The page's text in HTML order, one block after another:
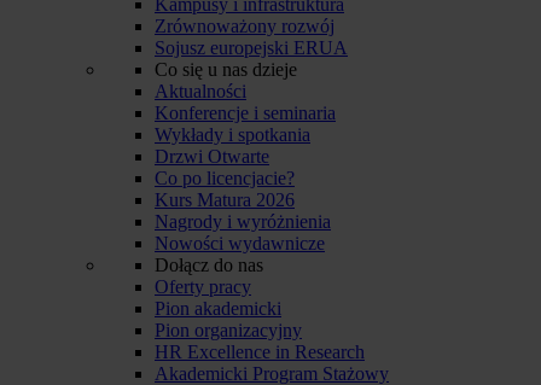
Zrównoważony rozwój
Sojusz europejski ERUA
Co się u nas dzieje
Aktualności
Konferencje i seminaria
Wykłady i spotkania
Drzwi Otwarte
Co po licencjacie?
Kurs Matura 2026
Nagrody i wyróżnienia
Nowości wydawnicze
Dołącz do nas
Oferty pracy
Pion akademicki
Pion organizacyjny
HR Excellence in Research
Akademicki Program Stażowy